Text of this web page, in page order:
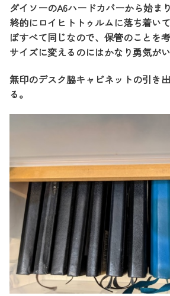
ダイソーのA6ハードカバーから始ま
終的にロイヒトトゥルムに落ち着い
ぼすべて同じなので、保管のことを
サイズに変えるのにはかなり勇気がい
無印のデスク脇キャビネットの引き
る。